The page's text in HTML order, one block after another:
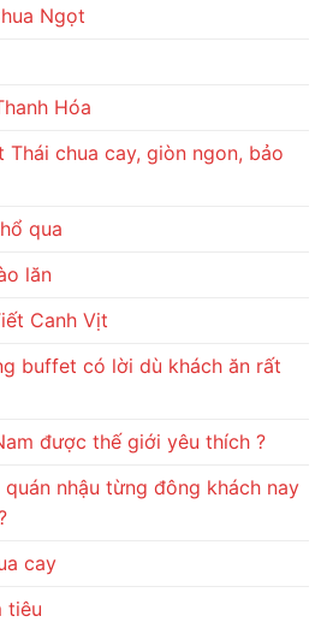
Ngọt
Hóa
Thái chua cay, giòn ngon, bảo
qua
lăn
Canh Vịt
buffet có lời dù khách ăn rất
được thế giới yêu thích ?
quán nhậu từng đông khách nay
cay
tiêu